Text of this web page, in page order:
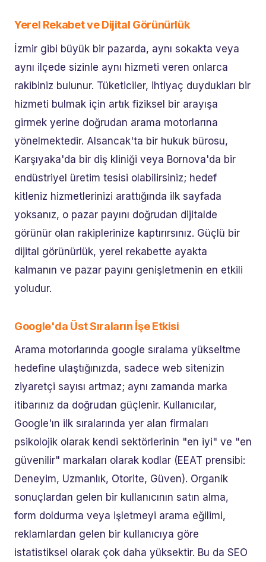
Yerel Rekabet ve Dijital Görünürlük
İzmir gibi büyük bir pazarda, aynı sokakta veya
aynı ilçede sizinle aynı hizmeti veren onlarca
rakibiniz bulunur. Tüketiciler, ihtiyaç duydukları bir
hizmeti bulmak için artık fiziksel bir arayışa
girmek yerine doğrudan arama motorlarına
yönelmektedir. Alsancak'ta bir hukuk bürosu,
Karşıyaka'da bir diş kliniği veya Bornova'da bir
endüstriyel üretim tesisi olabilirsiniz; hedef
kitleniz hizmetlerinizi arattığında ilk sayfada
yoksanız, o pazar payını doğrudan dijitalde
görünür olan rakiplerinize kaptırırsınız. Güçlü bir
dijital görünürlük, yerel rekabette ayakta
kalmanın ve pazar payını genişletmenin en etkili
yoludur.
Google'da Üst Sıraların İşe Etkisi
Arama motorlarında google sıralama yükseltme
hedefine ulaştığınızda, sadece web sitenizin
ziyaretçi sayısı artmaz; aynı zamanda marka
itibarınız da doğrudan güçlenir. Kullanıcılar,
Google'ın ilk sıralarında yer alan firmaları
psikolojik olarak kendi sektörlerinin "en iyi" ve "en
güvenilir" markaları olarak kodlar (EEAT prensibi:
Deneyim, Uzmanlık, Otorite, Güven). Organik
sonuçlardan gelen bir kullanıcının satın alma,
form doldurma veya işletmeyi arama eğilimi,
reklamlardan gelen bir kullanıcıya göre
istatistiksel olarak çok daha yüksektir. Bu da SEO